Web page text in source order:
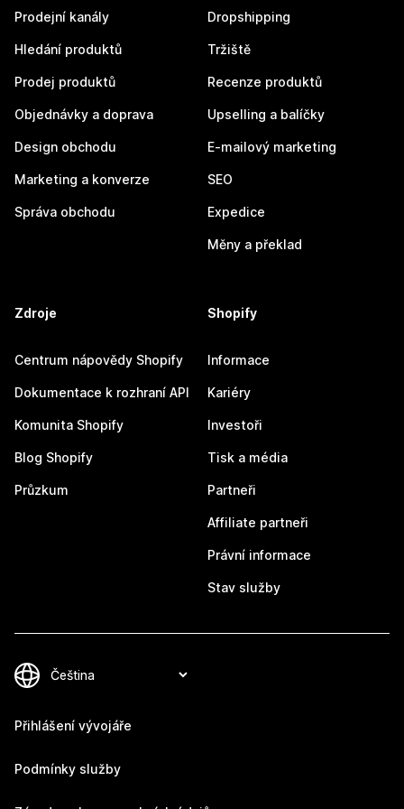
Prodejní kanály
Hledání produktů
Prodej produktů
Objednávky a doprava
Design obchodu
Marketing a konverze
Správa obchodu
Dropshipping
Tržiště
Recenze produktů
Upselling a balíčky
E-mailový marketing
SEO
Expedice
Měny a překlad
Zdroje
Centrum nápovědy Shopify
Dokumentace k rozhraní API
Komunita Shopify
Blog Shopify
Průzkum
Shopify
Informace
Kariéry
Investoři
Tisk a média
Partneři
Affiliate partneři
Právní informace
Stav služby
Přihlášení vývojáře
Podmínky služby